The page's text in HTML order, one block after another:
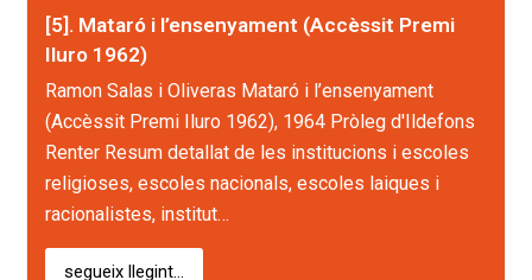
[5]. Mataró i l’ensenyament (Accèssit Premi
Iluro 1962)
Ramon Salas i Oliveras Mataró i l’ensenyament
(Accèssit Premi Iluro 1962), 1964 Pròleg d'Ildefons
Renter Resum detallat de les institucions i escoles
religioses, escoles nacionals, escoles laiques i
racionalistes, institut…
segueix llegint...